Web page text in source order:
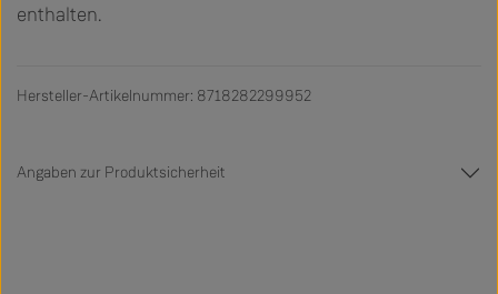
enthalten.
Hersteller-Artikelnummer: 8718282299952
Angaben zur Produktsicherheit